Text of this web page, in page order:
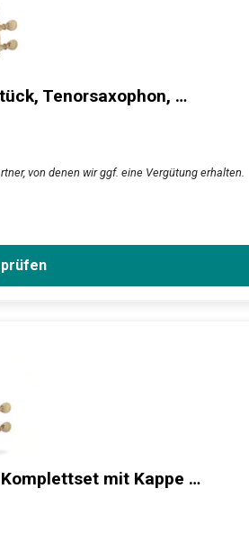
Tenorsaxophon, …
von denen wir ggf. eine Vergütung erhalten.
mit Kappe …